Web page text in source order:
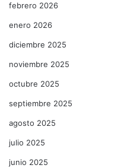
febrero 2026
enero 2026
diciembre 2025
noviembre 2025
octubre 2025
septiembre 2025
agosto 2025
julio 2025
junio 2025